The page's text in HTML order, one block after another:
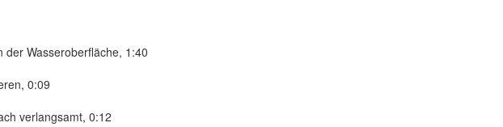
Wasseroberfläche, 1:40
0:09
verlangsamt, 0:12